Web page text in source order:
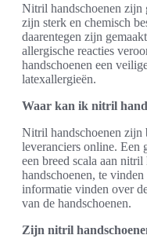
Nitril handschoenen zijn
zijn sterk en chemisch
daarentegen zijn
allergische reacties
handschoenen een
latexallergieën.
Waar kan ik nitril
Nitril handschoenen zijn
leveranciers online. Een
een breed scala aan
handschoenen, te
informatie vinden over
van de handschoenen.
Zijn nitril